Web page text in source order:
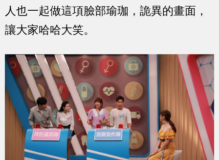
人也一起做這項臉部瑜珈，詭異的畫面，
讓大家哈哈大笑。